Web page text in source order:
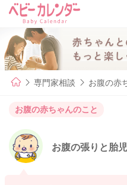
専門家相談 お腹の赤
お腹の赤ちゃんのこと
お腹の張りと胎